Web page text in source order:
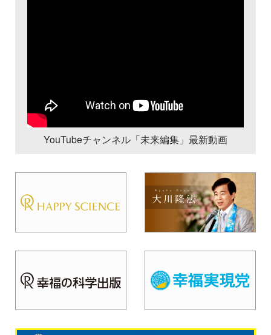
YouTubeチャンネル「未来編集」最新動画